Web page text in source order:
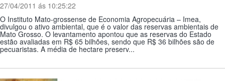
27/04/2011 ás 10:25:22
O Instituto Mato-grossense de Economia Agropecuária – Imea,
divulgou o ativo ambiental, que é o valor das reservas ambientais de
Mato Grosso. O levantamento apontou que as reservas do Estado
estão avaliadas em R$ 65 bilhões, sendo que R$ 36 bilhões são de
pecuaristas. A média de hectare preserv...